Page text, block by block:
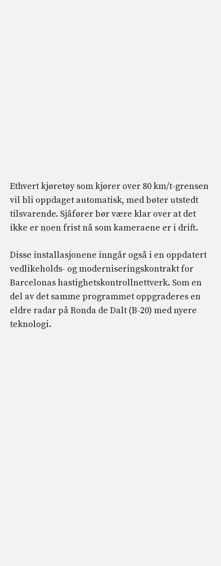
Ethvert kjøretøy som kjører over 80 km/t-grensen
vil bli oppdaget automatisk, med bøter utstedt
tilsvarende. Sjåfører bør være klar over at det
ikke er noen frist nå som kameraene er i drift.
Disse installasjonene inngår også i en oppdatert
vedlikeholds- og moderniseringskontrakt for
Barcelonas hastighetskontrollnettverk. Som en
del av det samme programmet oppgraderes en
eldre radar på Ronda de Dalt (B-20) med nyere
teknologi.